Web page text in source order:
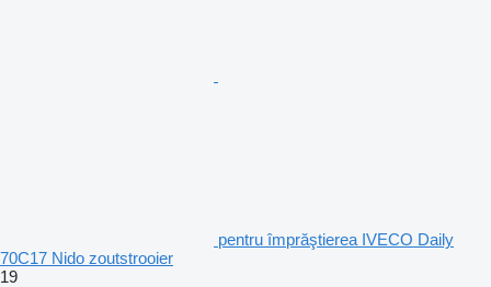
pentru împrăştierea IVECO Daily
70C17 Nido zoutstrooier
19